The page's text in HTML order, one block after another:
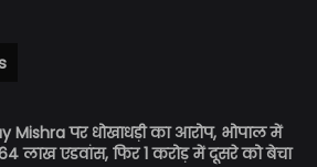
Mishra पर धोखाधड़ी का आरोप, भोपाल में
लाख एडवांस, फिर 1 करोड़ में दूसरे को बेचा